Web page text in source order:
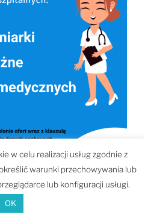
w celu realizacji usług zgodnie z
warunki przechowywania lub
lub konfiguracji usługi.
OK